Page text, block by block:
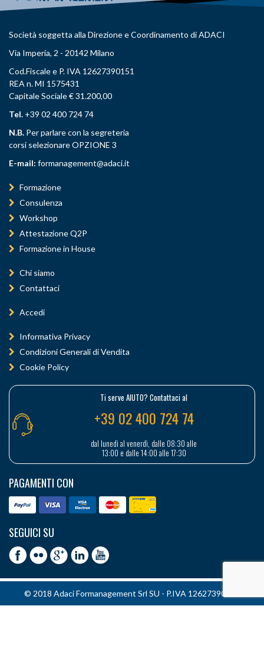
Società soggetta alla Direzione e Coordinamento di ADACI
Via Imperia, 2 - 20142 Milano
Cod.Fiscale e P. IVA 12627390151
REA n. MI 1575431
Capitale Sociale € 31.200,00
Tel. +39 02 400 724 74
N.B. Per parlare con la segreteria
corsi selezionare OPZIONE 3
E-mail: formanagement@adaci.it
Formazione
Consulenza
Workshop
Attestazione Q2P
Formazione in House
Chi siamo
Contattaci
Accedi
Informativa Privacy
Condizioni Generali di Vendita
Cookie Policy
Ti serve AIUTO? Contattaci al
+39 02 400 724 74
dal lunedì al venerdì, dalle 08:30 alle
13:00 e dalle 14:00 alle 17:30
PAGAMENTI CON
SEGUICI SU
© 2018 Adaci Formanagement Srl SU - P.IVA 12627390151